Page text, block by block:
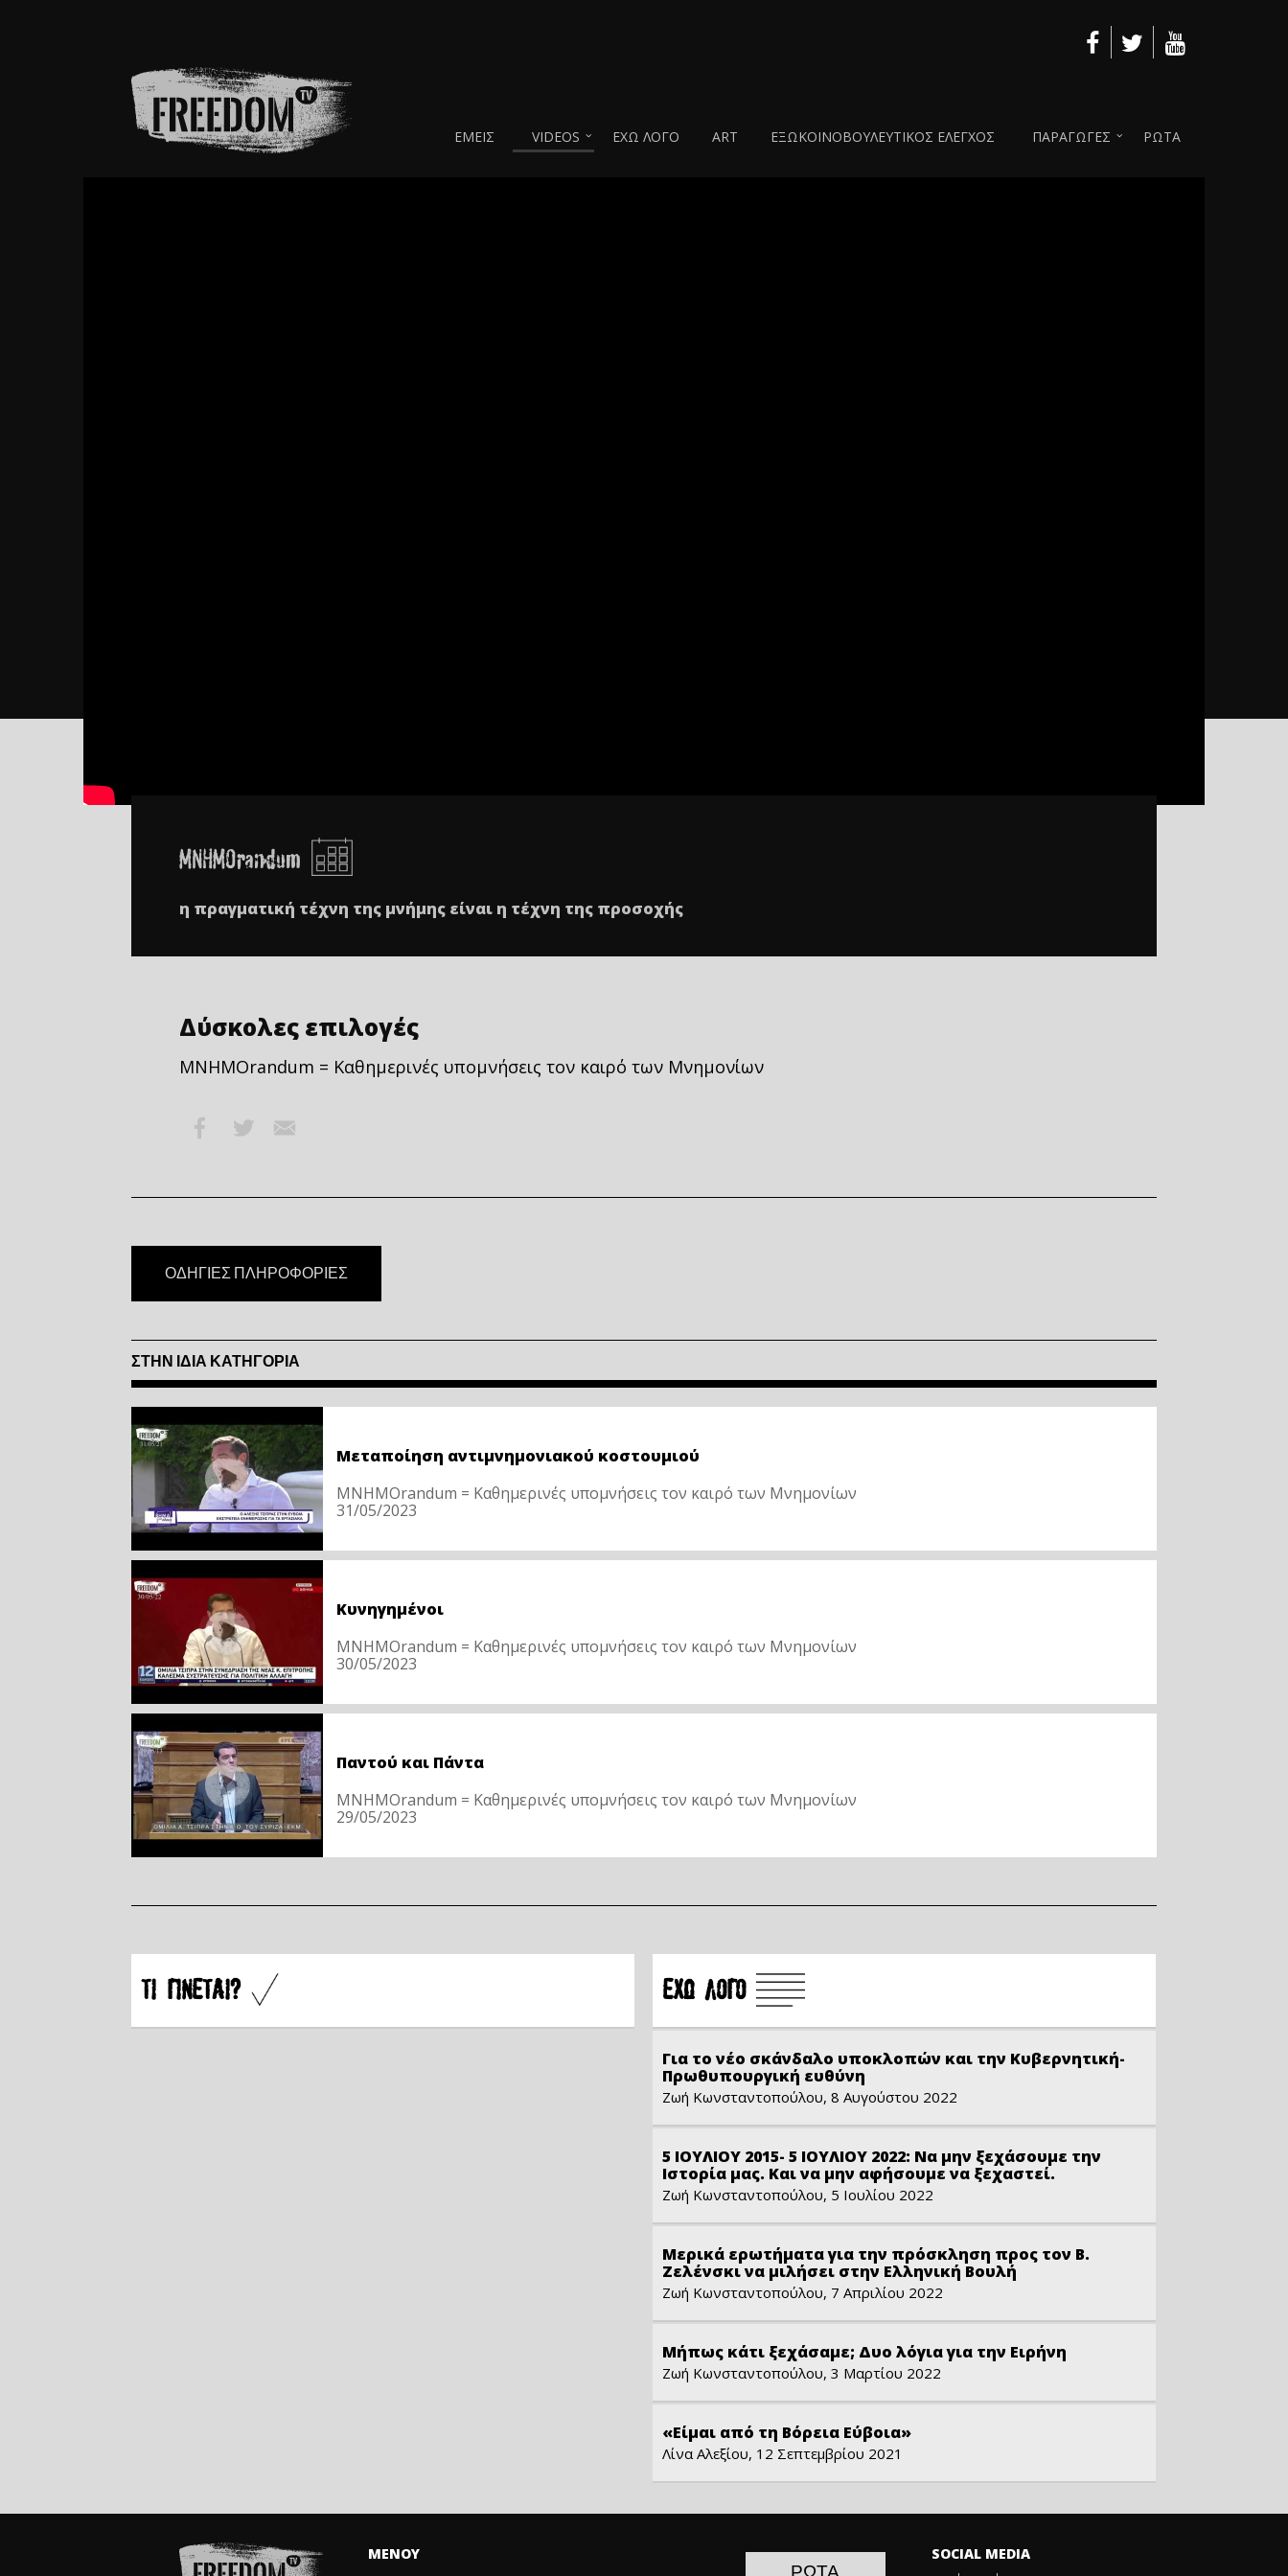
ΕΜΕΙΣ VIDEOS ΕΧΩ ΛΟΓΟ ART ΕΞΩΚΟΙΝΟΒΟΥΛΕΥΤΙΚΟΣ ΕΛΕΓΧΟΣ ΠΑΡΑΓΩΓΕΣ ΡΩΤΑ
ÌÍÇÌÏrandum
η πραγματική τέχνη της μνήμης είναι η τέχνη της προσοχής
Δύσκολες επιλογές
ΜΝΗΜΟrandum = Καθημερινές υπομνήσεις τον καιρό των Μνημονίων
ΟΔΗΓΙΕΣ ΠΛΗΡΟΦΟΡΙΕΣ
ΣΤΗΝ ΙΔΙΑ ΚΑΤΗΓΟΡΙΑ
Μεταποίηση αντιμνημονιακού κοστουμιού
ΜΝΗΜΟrandum = Καθημερινές υπομνήσεις τον καιρό των Μνημονίων
31/05/2023
Κυνηγημένοι
ΜΝΗΜΟrandum = Καθημερινές υπομνήσεις τον καιρό των Μνημονίων
30/05/2023
Παντού και Πάντα
ΜΝΗΜΟrandum = Καθημερινές υπομνήσεις τον καιρό των Μνημονίων
29/05/2023
ÔÉ ÃÉÍÅÔÁÉ? Å×Ù ËÏÃÏ
Για το νέο σκάνδαλο υποκλοπών και την Κυβερνητική-
Πρωθυπουργική ευθύνη
Ζωή Κωνσταντοπούλου, 8 Αυγούστου 2022
5 ΙΟΥΛΙΟΥ 2015- 5 ΙΟΥΛΙΟΥ 2022: Να μην ξεχάσουμε την
Ιστορία μας. Και να μην αφήσουμε να ξεχαστεί.
Ζωή Κωνσταντοπούλου, 5 Ιουλίου 2022
Μερικά ερωτήματα για την πρόσκληση προς τον Β.
Ζελένσκι να μιλήσει στην Ελληνική Βουλή
Ζωή Κωνσταντοπούλου, 7 Απριλίου 2022
Μήπως κάτι ξεχάσαμε; Δυο λόγια για την Ειρήνη
Ζωή Κωνσταντοπούλου, 3 Μαρτίου 2022
«Είμαι από τη Βόρεια Εύβοια»
Λίνα Αλεξίου, 12 Σεπτεμβρίου 2021
ΜΕΝΟΥ SOCIAL MEDIA